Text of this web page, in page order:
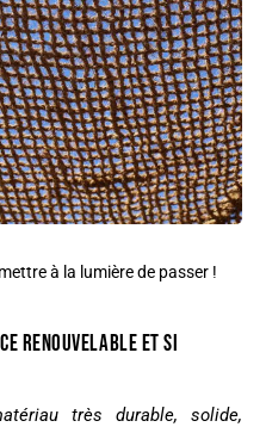
à la lumière de passer !
RENOUVELABLE ET SI
très durable, solide,